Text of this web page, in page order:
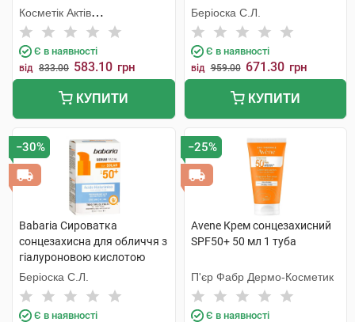
SPF50+ 50 мл 1 туба
Косметік Актів
Інтернаціональ
Є в наявності
від 833.00 583.10 грн
КУПИТИ
туба
Беріоска С.Л.
Є в наявності
від 959.00 671.30 грн
КУПИТИ
−30%
Babaria Сироватка
сонцезахисна для обличчя з
гіалуроновою кислотою
SPF50+ 30 мл 1 флакон
Беріоска С.Л.
Є в наявності
−25%
Avene Крем сонцезахисний
SPF50+ 50 мл 1 туба
П'єр Фабр Дермо-Косметик
Є в наявності